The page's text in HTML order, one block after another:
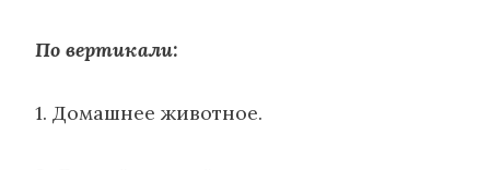
По вертикали:
1. Домашнее животное.